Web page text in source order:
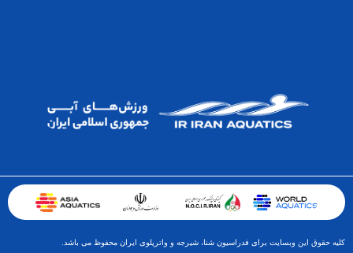
کلیه حقوق این وبسایت برای فدراسیون شنا، شیرجه و واترپلوی ایران محفوظ می باشد.